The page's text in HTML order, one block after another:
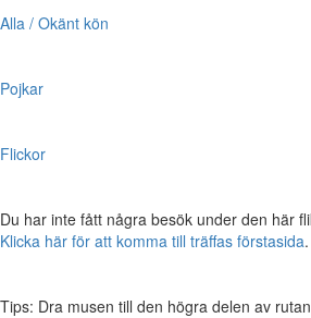
Alla / Okänt kön
Pojkar
Flickor
Du har inte fått några besök under den här
Klicka här för att komma till träffas förstasida.
Tips: Dra musen till den högra delen av